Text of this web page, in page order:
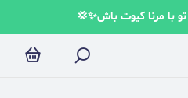
با مرنا کیوت باش✨💢